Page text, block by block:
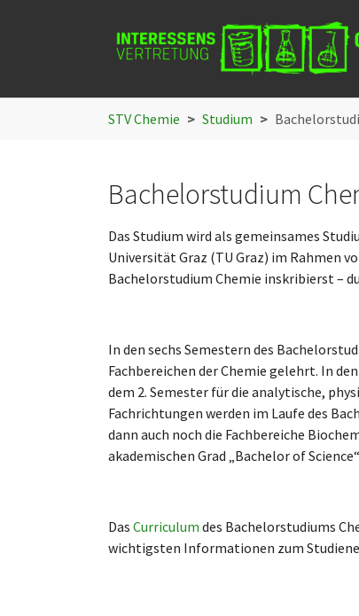
STV Chemie Studium
Bachelorstudium
Das Studium wird als gemeinsames
Universität Graz (TU Graz) im Rahmen
Bachelorstudium Chemie inskribierst –
In den sechs Semestern des
Fachbereichen der Chemie gelehrt. In
dem 2. Semester für die analytische,
Fachrichtungen werden im Laufe des
dann auch noch die Fachbereiche
akademischen Grad „Bachelor of
Das Curriculum des Bachelorstudiums
wichtigsten Informationen zum